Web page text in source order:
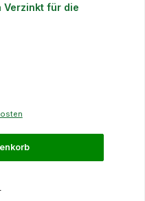
Verzinkt für die